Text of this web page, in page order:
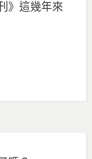
》這幾年來